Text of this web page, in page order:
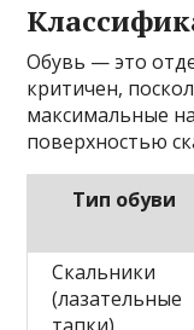
Обувь — это
критичен,
максимальные
поверхностью
Тип обуви
Скальники
(лазательные